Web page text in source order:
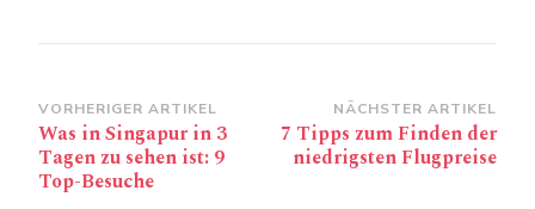
Beitragsnavigation
VORHERIGER ARTIKEL
Was in Singapur in 3
Tagen zu sehen ist: 9
Top-Besuche
NÄCHSTER ARTIKEL
7 Tipps zum Finden der
niedrigsten Flugpreise